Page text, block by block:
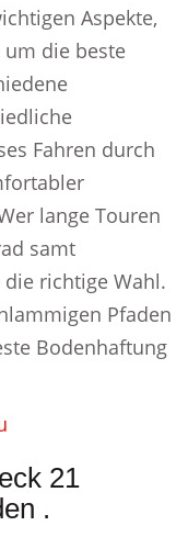
Aspekte,
die beste
Fahren durch
lange Touren
samt
richtige Wahl.
Pfaden
Bodenhaftung
21
.